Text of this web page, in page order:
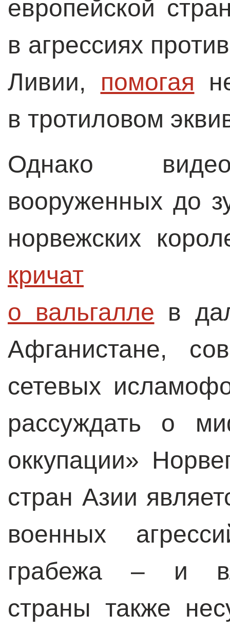
европейской
в агрессиях
Ливии, помогая
в тротиловом
Однако
вооруженных до
норвежских
кричат
о вальгалле в
Афганистане,
сетевых
рассуждать о
оккупации»
стран Азии
военных
грабежа – и
страны также